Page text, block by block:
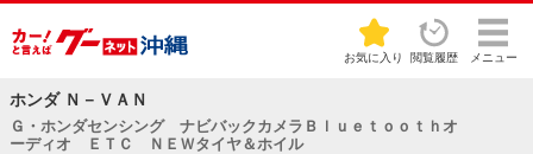
お気に入り 閲覧履歴 メニュー
ホンダ Ｎ－ＶＡＮ
Ｇ・ホンダセンシング ナビバックカメラＢｌｕｅｔｏｏｔｈオ
ーディオ ＥＴＣ ＮＥＷタイヤ＆ホイル